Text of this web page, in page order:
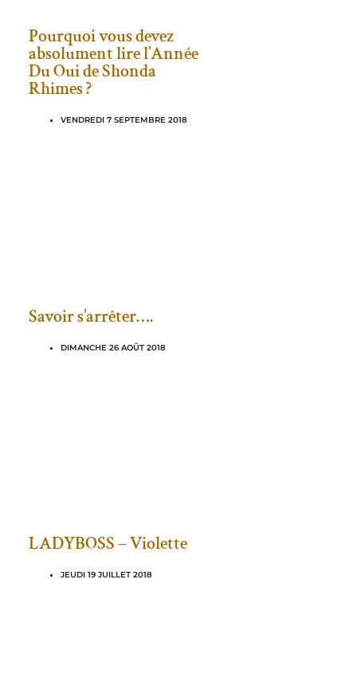
Pourquoi vous devez
absolument lire l’Année
Du Oui de Shonda
Rhimes ?
VENDREDI 7 SEPTEMBRE 2018
Savoir s’arrêter….
DIMANCHE 26 AOÛT 2018
LADYBOSS – Violette
JEUDI 19 JUILLET 2018